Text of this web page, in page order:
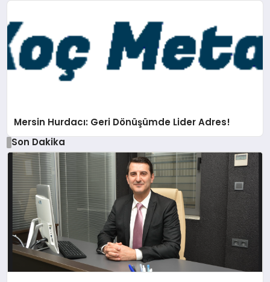
Mersin Hurdacı: Geri Dönüşümde Lider Adres!
Son Dakika